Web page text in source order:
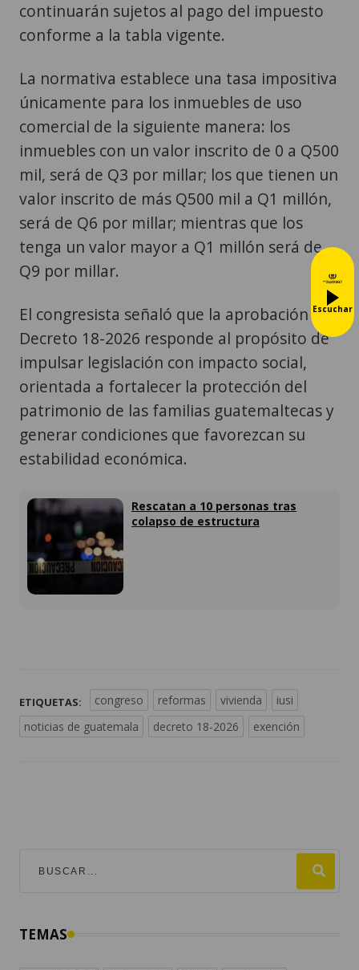
continuarán sujetos al pago del impuesto
conforme a la tabla vigente.
La normativa establece una tasa impositiva
únicamente para los inmuebles de uso
comercial de la siguiente manera: los
inmuebles con un valor inscrito de 0 a Q500
mil, será de Q3 por millar; los que tienen un
valor inscrito de más Q500 mil a Q1 millón,
será de Q6 por millar; mientras que los
tenga un valor mayor a Q1 millón será de
Q9 por millar.
El congresista señaló que la aprobación del
Decreto 18-2026 responde al propósito de
impulsar legislación con impacto social,
orientada a fortalecer la protección del
patrimonio de las familias guatemaltecas y
generar condiciones que favorezcan su
estabilidad económica.
Rescatan a 10 personas tras
colapso de estructura
ETIQUETAS: congreso reformas vivienda
iusi
noticias de guatemala
decreto 18-2026 exención
TEMAS
Escuchar